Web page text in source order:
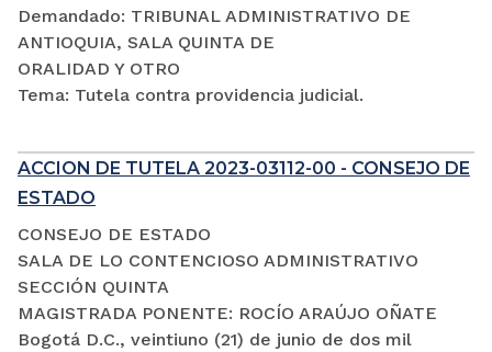
Demandado: TRIBUNAL ADMINISTRATIVO DE
ANTIOQUIA, SALA QUINTA DE
ORALIDAD Y OTRO
Tema: Tutela contra providencia judicial.
ACCION DE TUTELA 2023-03112-00 - CONSEJO DE
ESTADO
CONSEJO DE ESTADO
SALA DE LO CONTENCIOSO ADMINISTRATIVO
SECCIÓN QUINTA
MAGISTRADA PONENTE: ROCÍO ARAÚJO OÑATE
Bogotá D.C., veintiuno (21) de junio de dos mil